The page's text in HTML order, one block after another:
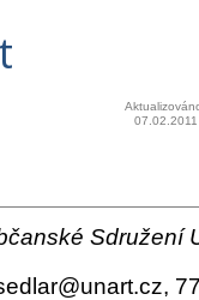
07.02.2011
Sdružení